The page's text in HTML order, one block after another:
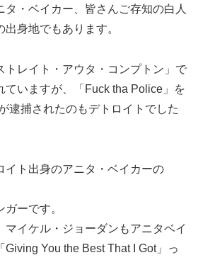
タ・ベイカー、皆さんご存知の白人
身地でもあります。
トレイト・アウタ・コンプトン」で
ていますが、「Fuck tha Police」を
逮捕されたのもデトロイトでした
イト出身のアニタ・ベイカーの
ーです。
マイケル・ジョーダンもアニタベイ
Giving You the Best That I Got」っ